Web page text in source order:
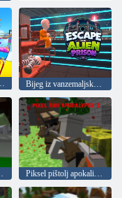
boja Bijeg iz vanzemaljskog zatvora
6 Piksel pištolj apokalipsa 2